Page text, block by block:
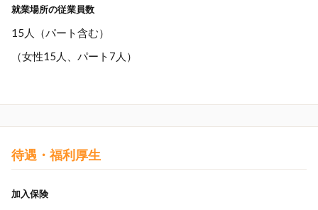
就業場所の従業員数
15人（パート含む）
（女性15人、パート7人）
待遇・福利厚生
加入保険